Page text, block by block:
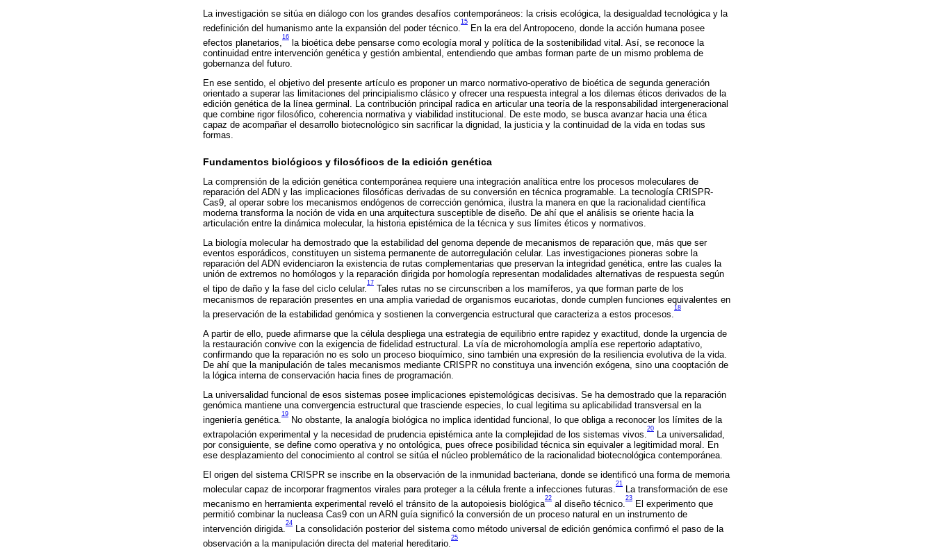
La investigación se sitúa en diálogo con los grandes desafíos contemporáneos: la crisis ecológica, la desigualdad tecnológica y la
redefinición del humanismo ante la expansión del poder técnico.
15
En la era del Antropoceno, donde la acción humana posee
efectos planetarios,
16
la bioética debe pensarse como ecología moral y política de la sostenibilidad vital. Así, se reconoce la
continuidad entre intervención genética y gestión ambiental, entendiendo que ambas forman parte de un mismo problema de
gobernanza del futuro.
En ese sentido, el objetivo del presente artículo es proponer un marco normativo-operativo de bioética de segunda generación
orientado a superar las limitaciones del principialismo clásico y ofrecer una respuesta integral a los dilemas éticos derivados de la
edición genética de la línea germinal. La contribución principal radica en articular una teoría de la responsabilidad intergeneracional
que combine rigor filosófico, coherencia normativa y viabilidad institucional. De este modo, se busca avanzar hacia una ética
capaz de acompañar el desarrollo biotecnológico sin sacrificar la dignidad, la justicia y la continuidad de la vida en todas sus
formas.
Fundamentos biológicos y filosóficos de la edición genética
La comprensión de la edición genética contemporánea requiere una integración analítica entre los procesos moleculares de
reparación del ADN y las implicaciones filosóficas derivadas de su conversión en técnica programable. La tecnología CRISPR-
Cas9, al operar sobre los mecanismos endógenos de corrección genómica, ilustra la manera en que la racionalidad científica
moderna transforma la noción de vida en una arquitectura susceptible de diseño. De ahí que el análisis se oriente hacia la
articulación entre la dinámica molecular, la historia epistémica de la técnica y sus límites éticos y normativos.
La biología molecular ha demostrado que la estabilidad del genoma depende de mecanismos de reparación que, más que ser
eventos esporádicos, constituyen un sistema permanente de autorregulación celular. Las investigaciones pioneras sobre la
reparación del ADN evidenciaron la existencia de rutas complementarias que preservan la integridad genética, entre las cuales la
unión de extremos no homólogos y la reparación dirigida por homología representan modalidades alternativas de respuesta según
el tipo de daño y la fase del ciclo celular.
17
Tales rutas no se circunscriben a los mamíferos, ya que forman parte de los
mecanismos de reparación presentes en una amplia variedad de organismos eucariotas, donde cumplen funciones equivalentes en
la preservación de la estabilidad genómica y sostienen la convergencia estructural que caracteriza a estos procesos.
18
A partir de ello, puede afirmarse que la célula despliega una estrategia de equilibrio entre rapidez y exactitud, donde la urgencia de
la restauración convive con la exigencia de fidelidad estructural. La vía de microhomología amplía ese repertorio adaptativo,
confirmando que la reparación no es solo un proceso bioquímico, sino también una expresión de la resiliencia evolutiva de la vida.
De ahí que la manipulación de tales mecanismos mediante CRISPR no constituya una invención exógena, sino una cooptación de
la lógica interna de conservación hacia fines de programación.
La universalidad funcional de esos sistemas posee implicaciones epistemológicas decisivas. Se ha demostrado que la reparación
genómica mantiene una convergencia estructural que trasciende especies, lo cual legitima su aplicabilidad transversal en la
ingeniería genética.
19
No obstante, la analogía biológica no implica identidad funcional, lo que obliga a reconocer los límites de la
extrapolación experimental y la necesidad de prudencia epistémica ante la complejidad de los sistemas vivos.
20
La universalidad,
por consiguiente, se define como operativa y no ontológica, pues ofrece posibilidad técnica sin equivaler a legitimidad moral. En
ese desplazamiento del conocimiento al control se sitúa el núcleo problemático de la racionalidad biotecnológica contemporánea.
El origen del sistema CRISPR se inscribe en la observación de la inmunidad bacteriana, donde se identificó una forma de memoria
molecular capaz de incorporar fragmentos virales para proteger a la célula frente a infecciones futuras.
21
La transformación de ese
mecanismo en herramienta experimental reveló el tránsito de la autopoiesis biológica
22
al diseño técnico.
23
El experimento que
permitió combinar la nucleasa Cas9 con un ARN guía significó la conversión de un proceso natural en un instrumento de
intervención dirigida.
24
La consolidación posterior del sistema como método universal de edición genómica confirmó el paso de la
observación a la manipulación directa del material hereditario.
25